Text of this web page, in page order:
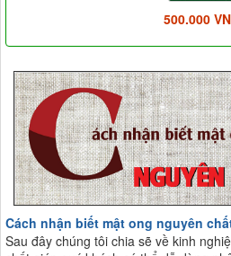
500.000
Cách nhận biết mật ong nguyên
Sau đây chúng tôi chia sẽ về kinh